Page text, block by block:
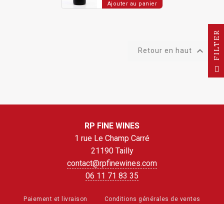
Ajouter au panier
Retour en haut 
RP FINE WINES
1 rue Le Champ Carré
21190 Tailly
contact@rpfinewines.com
06 11 71 83 35
Paiement et livraison Conditions générales de ventes
R